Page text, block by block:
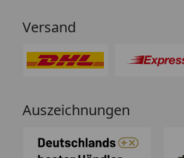
Versand
Auszeichnungen